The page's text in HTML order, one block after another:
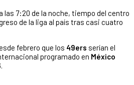
las 7:20 de la noche, tiempo del centro
de la liga al país tras casi cuatro
febrero que los 49ers serían el
programado en México